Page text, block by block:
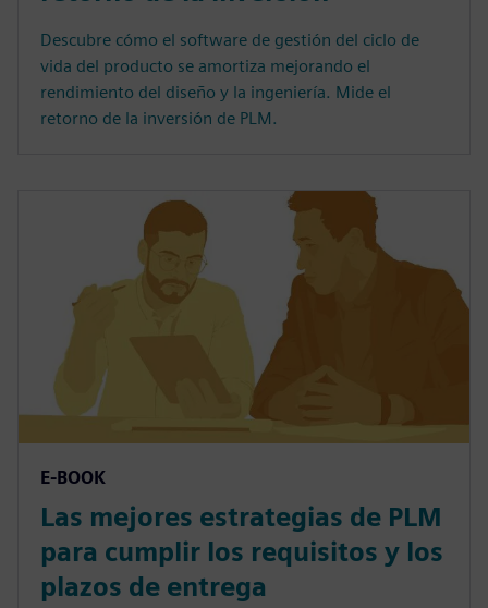
Descubre cómo el software de gestión del ciclo de
vida del producto se amortiza mejorando el
rendimiento del diseño y la ingeniería. Mide el
retorno de la inversión de PLM.
E-BOOK
Las mejores estrategias de PLM
para cumplir los requisitos y los
plazos de entrega